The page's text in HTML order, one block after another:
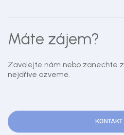
Máte zájem?
Zavolejte nám nebo zanechte
nejdříve ozveme.
KONTAKT